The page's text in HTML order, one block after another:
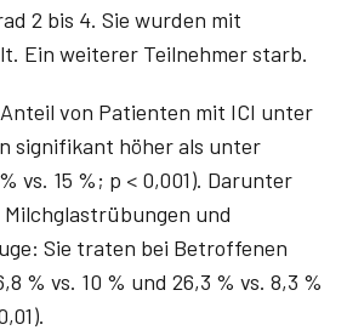
2 bis 4. Sie wurden mit
Ein weiterer Teilnehmer starb.
von Patienten mit ICI unter
signifikant höher als unter
vs. 15 %; p < 0,001). Darunter
und
Sie traten bei Betroffenen
% vs. 10 % und 26,3 % vs. 8,3 %